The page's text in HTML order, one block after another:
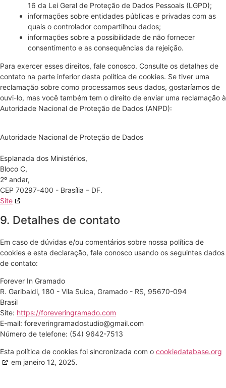
16 da Lei Geral de Proteção de Dados Pessoais (LGPD);
informações sobre entidades públicas e privadas com as
quais o controlador compartilhou dados;
informações sobre a possibilidade de não fornecer
consentimento e as consequências da rejeição.
Para exercer esses direitos, fale conosco. Consulte os detalhes de
contato na parte inferior desta política de cookies. Se tiver uma
reclamação sobre como processamos seus dados, gostaríamos de
ouvi-lo, mas você também tem o direito de enviar uma reclamação à
Autoridade Nacional de Proteção de Dados (ANPD):
Autoridade Nacional de Proteção de Dados
Esplanada dos Ministérios,
Bloco C,
2º andar,
CEP 70297-400 - Brasília – DF.
Site
9. Detalhes de contato
Em caso de dúvidas e/ou comentários sobre nossa política de
cookies e esta declaração, fale conosco usando os seguintes dados
de contato:
Forever In Gramado
R. Garibaldi, 180 - Vila Suica, Gramado - RS, 95670-094
Brasil
Site: https://foreveringramado.com
E-mail: foreveringramadostudio@gmail.com
Número de telefone: (54) 9642-7513
Esta política de cookies foi sincronizada com o cookiedatabase.org
em janeiro 12, 2025.